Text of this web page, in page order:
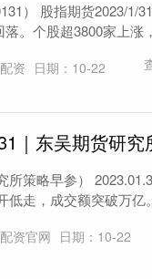
） 股指期货2023/1/
。个股超3800家上涨
资 日期：10-22
｜东吴期货研究
所策略早参）
低走，成交额突破万亿
资官网 日期：10-22